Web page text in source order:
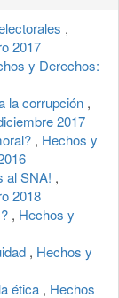
,
2017
y Derechos:
la corrupción ,
2017
, Hechos y
al SNA! ,
2018
, Hechos y
, Hechos y
ética , Hechos